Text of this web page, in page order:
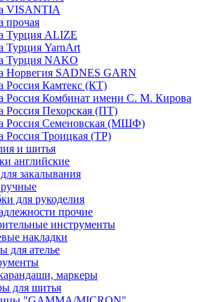
VISANTIA
прочая
Турция ALIZE
Турция YarnArt
Турция NAKO
Норвегия SADNES GARN
Россия Камтекс (КТ)
Россия Комбинат имени С. М. Кирова
Россия Пехорская (ПТ)
Россия Семеновская (МШФ)
Россия Троицкая (ТР)
и шитья
английские
закалывания
для рукоделия
прочие
инструменты
накладки
для ателье
маркеры
для шитья